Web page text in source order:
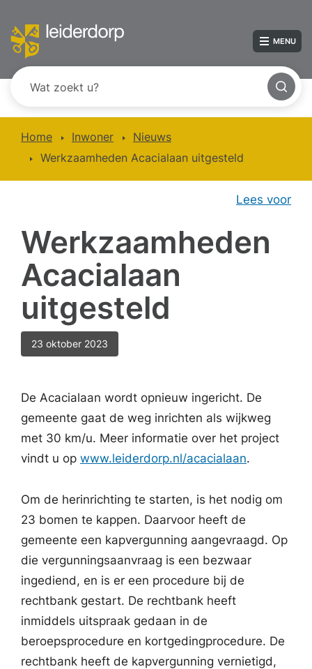
MENU
Home Inwoner
Nieuws
Werkzaamheden Acacialaan uitgesteld
Lees voor
Werkzaamheden
Acacialaan
uitgesteld
23 oktober 2023
De Acacialaan wordt opnieuw ingericht. De
gemeente gaat de weg inrichten als wijkweg
met 30 km/u. Meer informatie over het project
vindt u op www.leiderdorp.nl/acacialaan.
Om de herinrichting te starten, is het nodig om
23 bomen te kappen. Daarvoor heeft de
gemeente een kapvergunning aangevraagd. Op
die vergunningsaanvraag is een bezwaar
ingediend, en is er een procedure bij de
rechtbank gestart. De rechtbank heeft
inmiddels uitspraak gedaan in de
beroepsprocedure en kortgedingprocedure. De
rechtbank heeft de kapvergunning vernietigd,